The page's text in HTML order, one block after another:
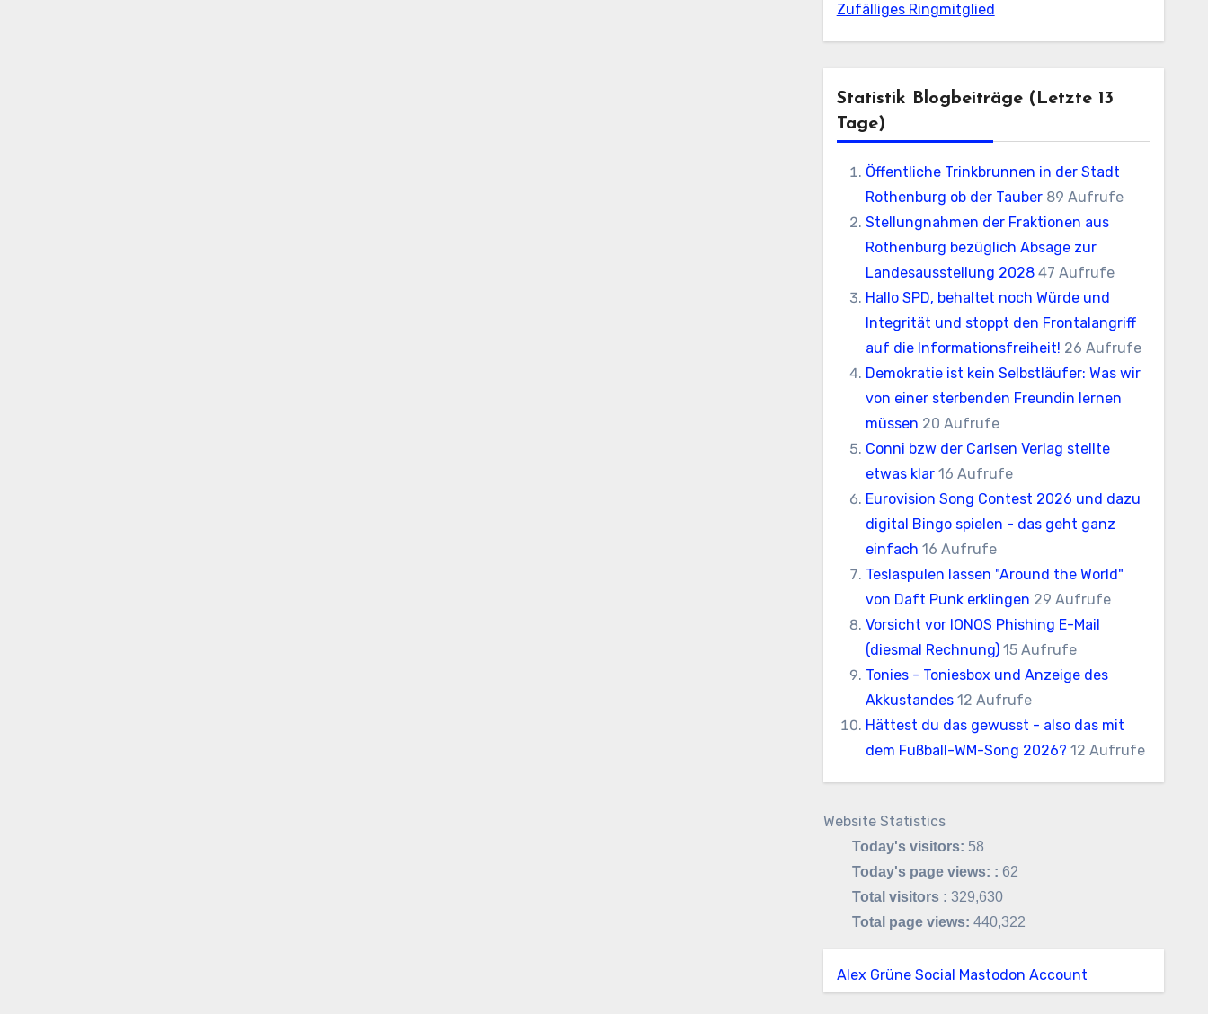
Zufälliges Ringmitglied
Statistik Blogbeiträge (letzte 13
Tage)
Öffentliche Trinkbrunnen in der Stadt
Rothenburg ob der Tauber 89 Aufrufe
Stellungnahmen der Fraktionen aus
Rothenburg bezüglich Absage zur
Landesausstellung 2028 47 Aufrufe
Hallo SPD, behaltet noch Würde und
Integrität und stoppt den Frontalangriff
auf die Informationsfreiheit! 26 Aufrufe
Demokratie ist kein Selbstläufer: Was wir
von einer sterbenden Freundin lernen
müssen 20 Aufrufe
Conni bzw der Carlsen Verlag stellte
etwas klar 16 Aufrufe
Eurovision Song Contest 2026 und dazu
digital Bingo spielen - das geht ganz
einfach 16 Aufrufe
Teslaspulen lassen "Around the World"
von Daft Punk erklingen 29 Aufrufe
Vorsicht vor IONOS Phishing E-Mail
(diesmal Rechnung) 15 Aufrufe
Tonies - Toniesbox und Anzeige des
Akkustandes 12 Aufrufe
Hättest du das gewusst - also das mit
dem Fußball-WM-Song 2026? 12 Aufrufe
Website Statistics
Today's visitors: 58
Today's page views: : 62
Total visitors : 329,630
Total page views: 440,322
Alex Grüne Social Mastodon Account